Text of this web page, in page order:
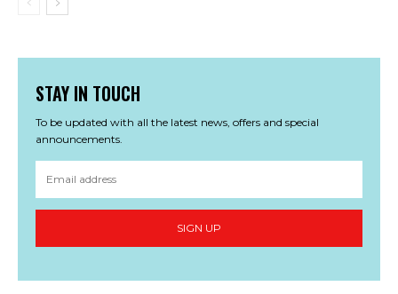
STAY IN TOUCH
To be updated with all the latest news, offers and special
announcements.
SIGN UP